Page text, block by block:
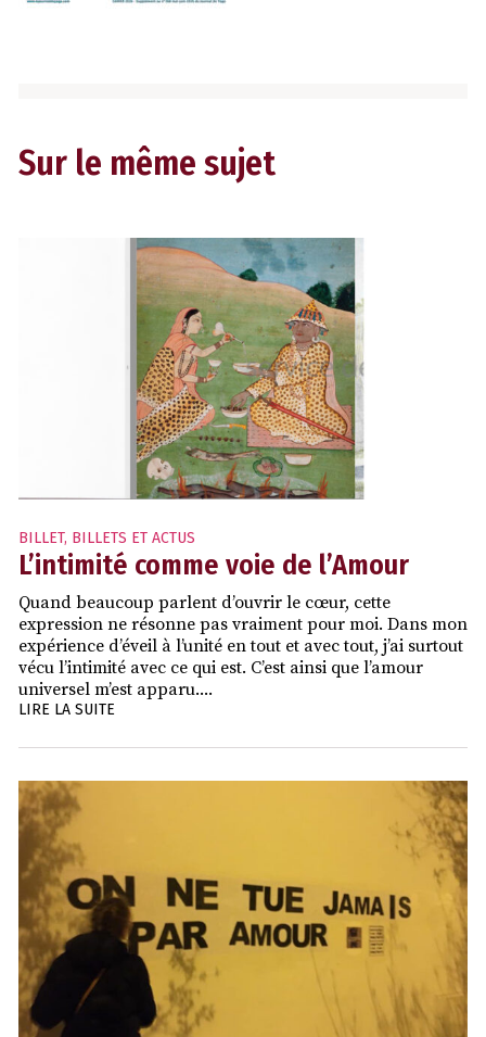
Sur le même sujet
BILLET, BILLETS ET ACTUS
L’intimité comme voie de l’Amour
Quand beaucoup parlent d’ouvrir le cœur, cette
expression ne résonne pas vraiment pour moi. Dans mon
expérience d’éveil à l’unité en tout et avec tout, j’ai surtout
vécu l’intimité avec ce qui est. C’est ainsi que l’amour
universel m’est apparu....
LIRE LA SUITE